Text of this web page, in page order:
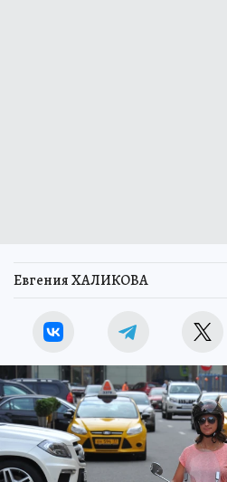
Евгения ХАЛИКОВА